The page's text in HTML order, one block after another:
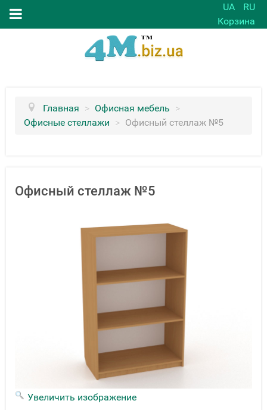
UA
RU
Корзина
Главная > Офисная мебель >
Офисные стеллажи > Офисный стеллаж №5
Офисный стеллаж №5
Увеличить изображение